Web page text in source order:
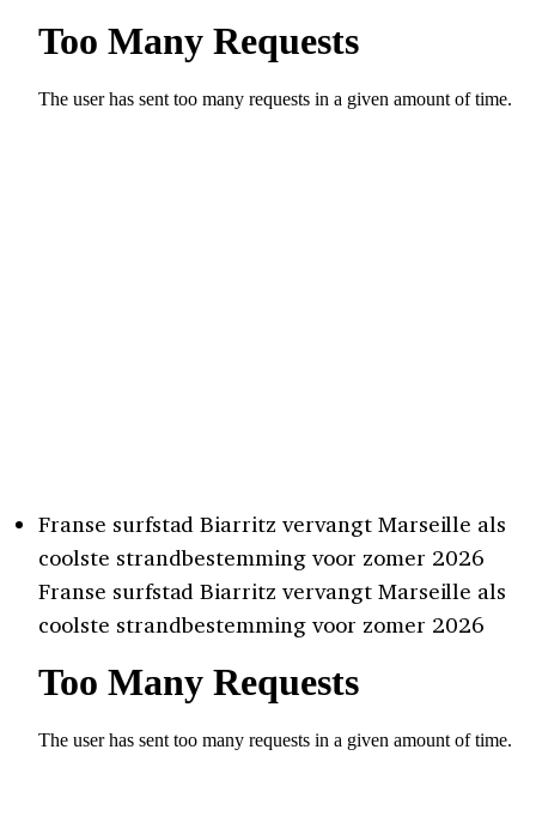
Franse surfstad Biarritz vervangt Marseille als
coolste strandbestemming voor zomer 2026
Franse surfstad Biarritz vervangt Marseille als
coolste strandbestemming voor zomer 2026